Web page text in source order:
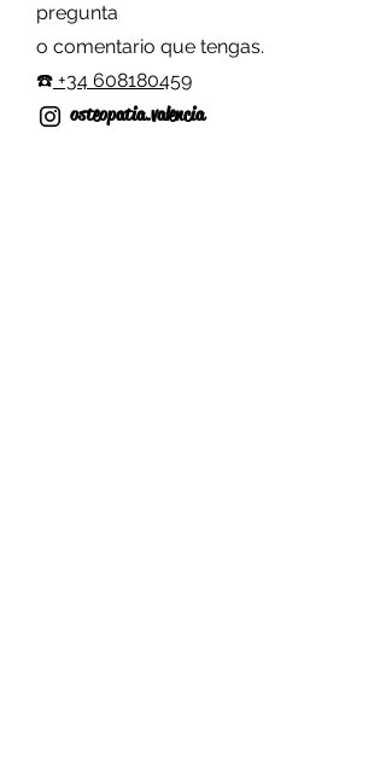
pregunta
o comentario que tengas.
☎️ +34 608180459
osteopatia.valencia